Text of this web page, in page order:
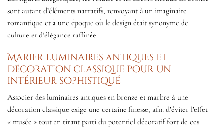
sont autant d’éléments narratifs, renvoyant à un imaginaire
romantique et à une époque où le design était synonyme de
culture et d’élégance raffinée.
Marier luminaires antiques et
décoration classique pour un
intérieur sophistiqué
Associer des luminaires antiques en bronze et marbre à une
décoration classique exige une certaine finesse, afin d’éviter l’effet
« musée » tout en tirant parti du potentiel décoratif fort de ces